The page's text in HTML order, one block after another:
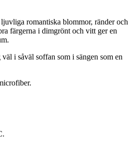
romantiska blommor, ränder och
färgerna i dimgrönt och vitt ger en
i såväl soffan som i sängen som en